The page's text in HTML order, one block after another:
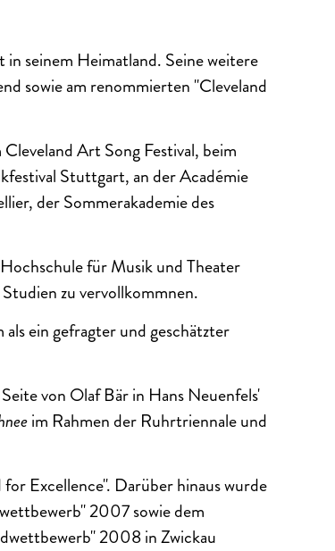
seinem Heimatland. Seine weitere
sowie am renommierten "Cleveland
Art Song Festival, beim
Stuttgart, an der Académie
der Sommerakademie des
für Musik und Theater
zu vervollkommnen.
ein gefragter und geschätzter
von Olaf Bär in Hans Neuenfels'
im Rahmen der Ruhrtriennale und
Excellence". Darüber hinaus wurde
2007 sowie dem
2008 in Zwickau